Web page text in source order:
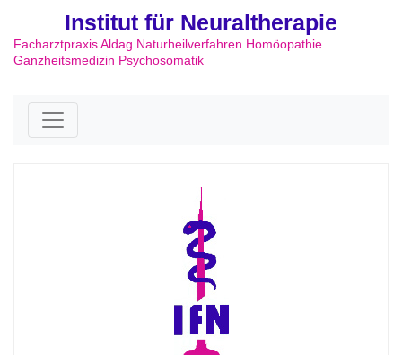
Institut für Neuraltherapie
Facharztpraxis Aldag Naturheilverfahren Homöopathie
Ganzheitsmedizin Psychosomatik